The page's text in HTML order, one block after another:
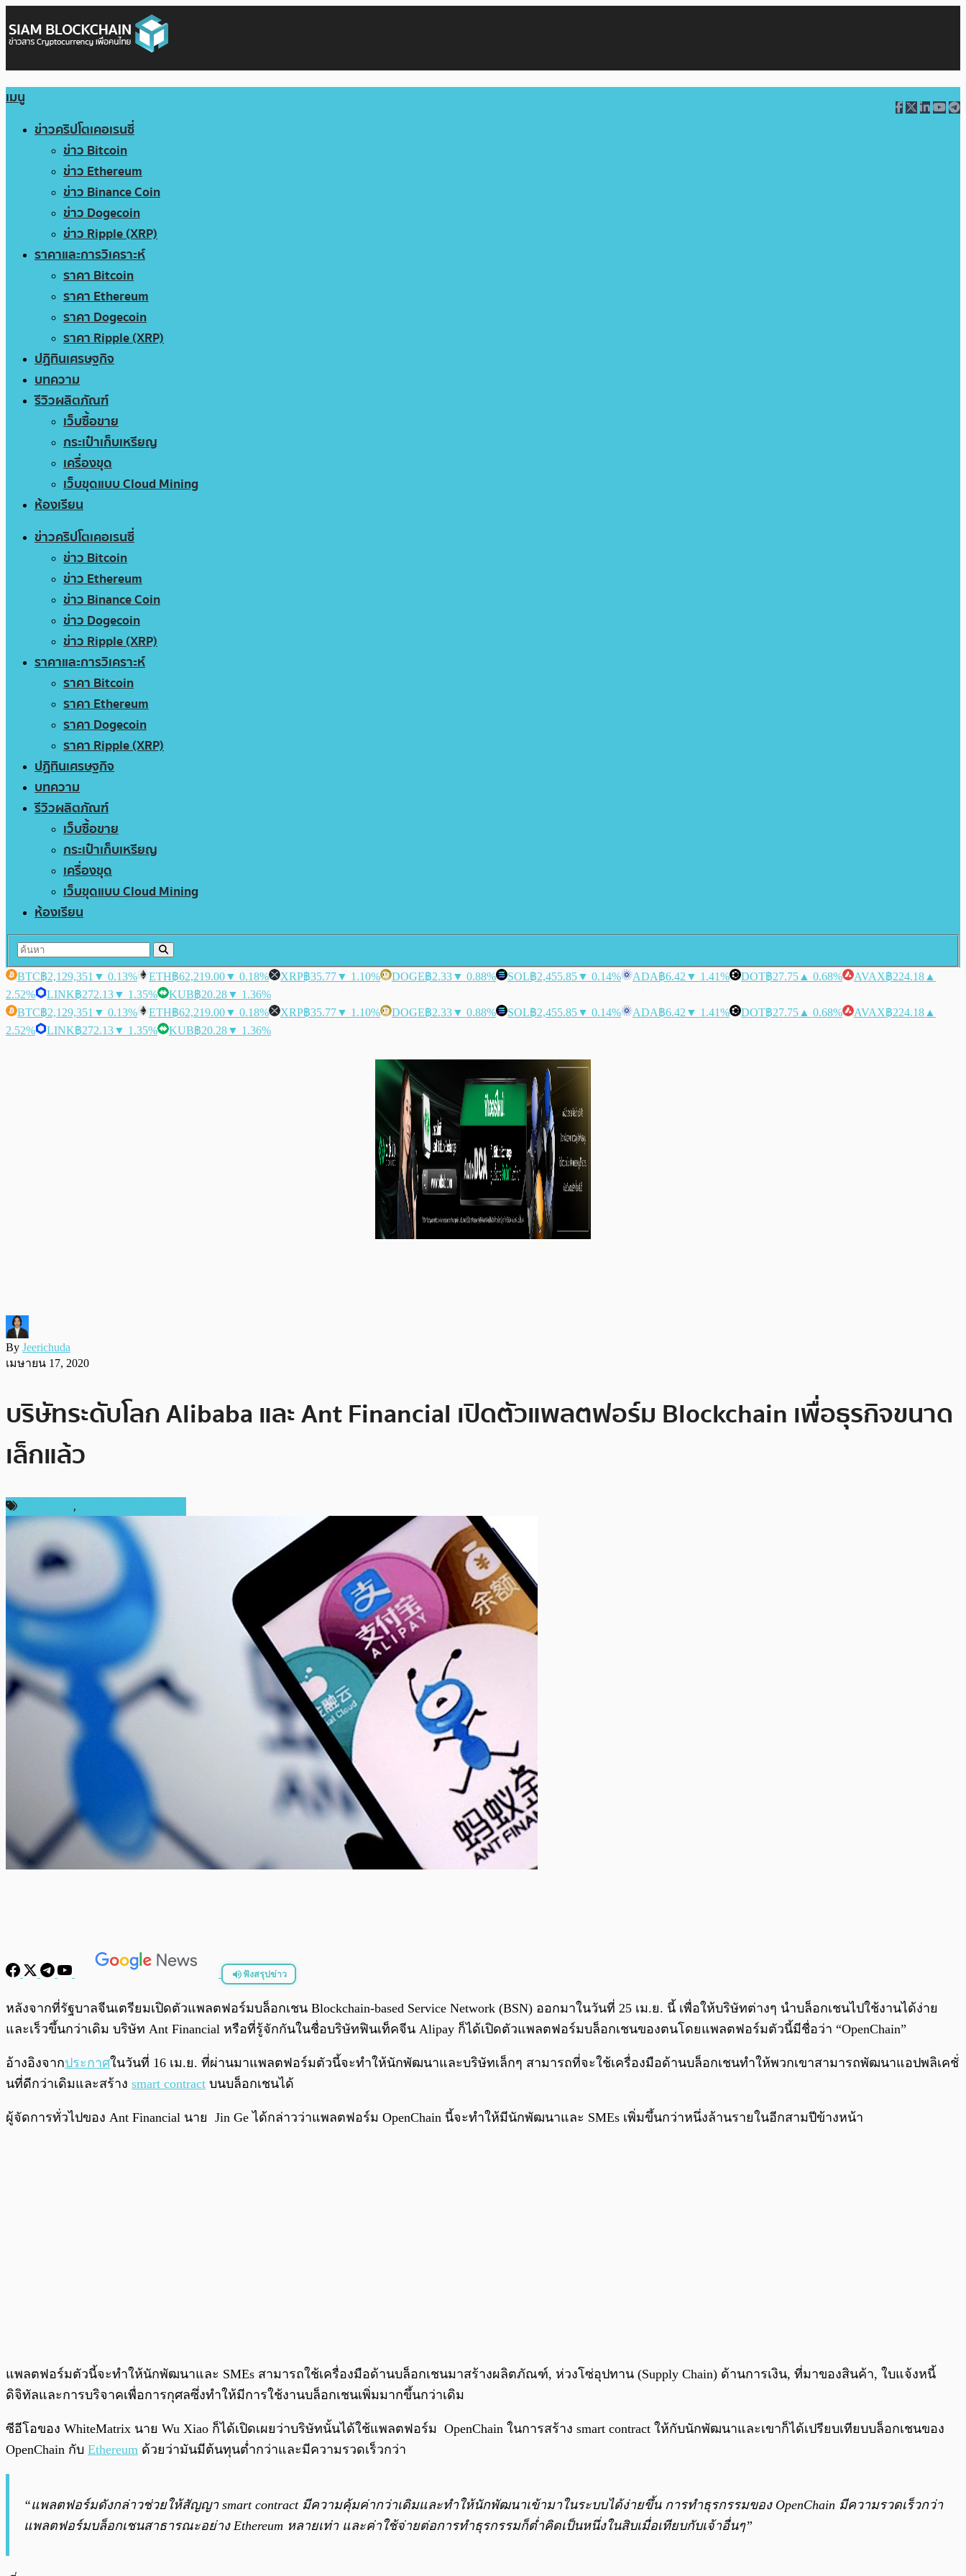
เมนู
ข่าวคริปโตเคอเรนซี่
ข่าว Bitcoin
ข่าว Ethereum
ข่าว Binance Coin
ข่าว Dogecoin
ข่าว Ripple (XRP)
ราคาและการวิเคราะห์
ราคา Bitcoin
ราคา Ethereum
ราคา Dogecoin
ราคา Ripple (XRP)
ปฏิทินเศรษฐกิจ
บทความ
รีวิวผลิตภัณฑ์
เว็บซื้อขาย
กระเป๋าเก็บเหรียญ
เครื่องขุด
เว็บขุดแบบ Cloud Mining
ห้องเรียน
ข่าวคริปโตเคอเรนซี่
ข่าว Bitcoin
ข่าว Ethereum
ข่าว Binance Coin
ข่าว Dogecoin
ข่าว Ripple (XRP)
ราคาและการวิเคราะห์
ราคา Bitcoin
ราคา Ethereum
ราคา Dogecoin
ราคา Ripple (XRP)
ปฏิทินเศรษฐกิจ
บทความ
รีวิวผลิตภัณฑ์
เว็บซื้อขาย
กระเป๋าเก็บเหรียญ
เครื่องขุด
เว็บขุดแบบ Cloud Mining
ห้องเรียน
BTC฿2,129,351 ▼ 0.13% ETH฿62,219.00▼ 0.18% XRP฿35.77▼ 1.10% DOGE฿2.33▼ 0.88% SOL฿2,455.85▼ 0.14% ADA฿6.42 ▼ 1.41% DOT฿27.75 ▲ 0.68% AVAX฿224.18 ▲
2.52%
LINK฿272.13▼ 1.35% KUB฿20.28▼ 1.36%
BTC฿2,129,351 ▼ 0.13% ETH฿62,219.00▼ 0.18% XRP฿35.77▼ 1.10% DOGE฿2.33▼ 0.88% SOL฿2,455.85▼ 0.14% ADA฿6.42 ▼ 1.41% DOT฿27.75 ▲ 0.68% AVAX฿224.18 ▲
2.52%
LINK฿272.13▼ 1.35% KUB฿20.28▼ 1.36%
By Jeerichuda
เมษายน 17, 2020
บริษัทระดับโลก Alibaba และ Ant Financial เปิดตัวแพลตฟอร์ม Blockchain เพื่อธุรกิจขนาด
เล็กแล้ว
,
ฟังสรุปข่าว
พร้อมเล่น 0:00 0:00
หลังจากที่รัฐบาลจีนเตรียมเปิดตัวแพลตฟอร์มบล็อกเชน Blockchain-based Service Network (BSN) ออกมาในวันที่ 25 เม.ย. นี้ เพื่อให้บริษัทต่างๆ นำบล็อกเชนไปใช้งานได้ง่าย
และเร็วขึ้นกว่าเดิม บริษัท Ant Financial หรือที่รู้จักกันในชื่อบริษัทฟินเท็คจีน Alipay ก็ได้เปิดตัวแพลตฟอร์มบล็อกเชนของตนโดยแพลตฟอร์มตัวนี้มีชื่อว่า “OpenChain”
อ้างอิงจากประกาศในวันที่ 16 เม.ย. ที่ผ่านมาแพลตฟอร์มตัวนี้จะทำให้นักพัฒนาและบริษัทเล็กๆ สามารถที่จะใช้เครื่องมือด้านบล็อกเชนทำให้พวกเขาสามารถพัฒนาแอปพลิเคชั่
นที่ดีกว่าเดิมและสร้าง smart contract บนบล็อกเชนได้
ผู้จัดการทั่วไปของ Ant Financial นาย Jin Ge ได้กล่าวว่าแพลตฟอร์ม OpenChain นี้จะทำให้มีนักพัฒนาและ SMEs เพิ่มขึ้นกว่าหนึ่งล้านรายในอีกสามปีข้างหน้า
แพลตฟอร์มตัวนี้จะทำให้นักพัฒนาและ SMEs สามารถใช้เครื่องมือด้านบล็อกเชนมาสร้างผลิตภัณฑ์, ห่วงโซ่อุปทาน (Supply Chain) ด้านการเงิน, ที่มาของสินค้า, ใบแจ้งหนี้
ดิจิทัลและการบริจาคเพื่อการกุศลซึ่งทำให้มีการใช้งานบล็อกเชนเพิ่มมากขึ้นกว่าเดิม
ซีอีโอของ WhiteMatrix นาย Wu Xiao ก็ได้เปิดเผยว่าบริษัทนั้นได้ใช้แพลตฟอร์ม OpenChain ในการสร้าง smart contract ให้กับนักพัฒนาและเขาก็ได้เปรียบเทียบบล็อกเชนของ
OpenChain กับ Ethereum ด้วยว่ามันมีต้นทุนต่ำกว่าและมีความรวดเร็วกว่า
“แพลตฟอร์มดังกล่าวช่วยให้สัญญา smart contract มีความคุ้มค่ากว่าเดิมและทำให้นักพัฒนาเข้ามาในระบบได้ง่ายขึ้น การทำธุรกรรมของ OpenChain มีความรวดเร็วกว่า
แพลตฟอร์มบล็อกเชนสาธารณะอย่าง Ethereum หลายเท่า และค่าใช้จ่ายต่อการทำธุรกรรมก็ต่ำคิดเป็นหนึ่งในสิบเมื่อเทียบกับเจ้าอื่นๆ”